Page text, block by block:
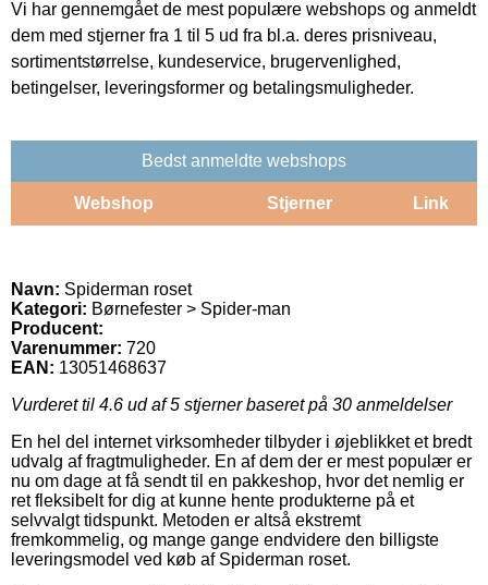
Vi har gennemgået de mest populære webshops og anmeldt
dem med stjerner fra 1 til 5 ud fra bl.a. deres prisniveau,
sortimentstørrelse, kundeservice, brugervenlighed,
betingelser, leveringsformer og betalingsmuligheder.
Bedst anmeldte webshops
Webshop Stjerner Link
Navn: Spiderman roset
Kategori: Børnefester > Spider-man
Producent:
Varenummer: 720
EAN: 13051468637
Vurderet til 4.6 ud af 5 stjerner baseret på 30 anmeldelser
En hel del internet virksomheder tilbyder i øjeblikket et bredt
udvalg af fragtmuligheder. En af dem der er mest populær er
nu om dage at få sendt til en pakkeshop, hvor det nemlig er
ret fleksibelt for dig at kunne hente produkterne på et
selvvalgt tidspunkt. Metoden er altså ekstremt
fremkommelig, og mange gange endvidere den billigste
leveringsmodel ved køb af Spiderman roset.